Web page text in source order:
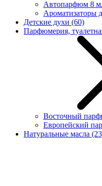
Автопарфюм 8
Ароматизаторы
Детские духи (60)
Парфюмерия,
Восточный
Европейский
Натуральные масла